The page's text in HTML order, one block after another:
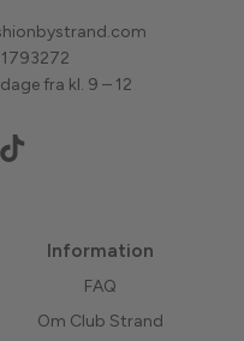
fra kl. 9 – 12
Information
FAQ
Om Club Strand